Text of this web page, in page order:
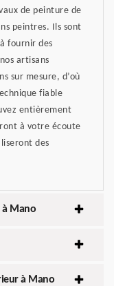
de peinture de
peintres. Ils sont
fournir des
artisans
sur mesure, d’où
fiable
entièrement
à votre écoute
des
Mano
à Mano